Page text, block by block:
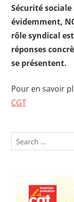
Sécurité
évidemment,
rôle syndical
réponses
se présentent.
Pour en savoir
CGT